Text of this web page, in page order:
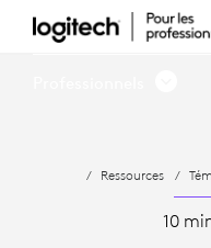
MHI
ADOPTE
Ressources
10